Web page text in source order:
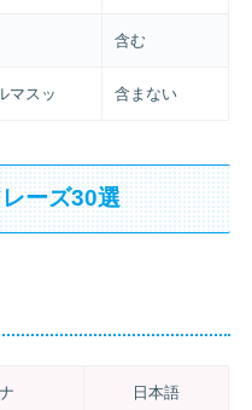
含む
マスッ 含まない
ーズ30選
日本語